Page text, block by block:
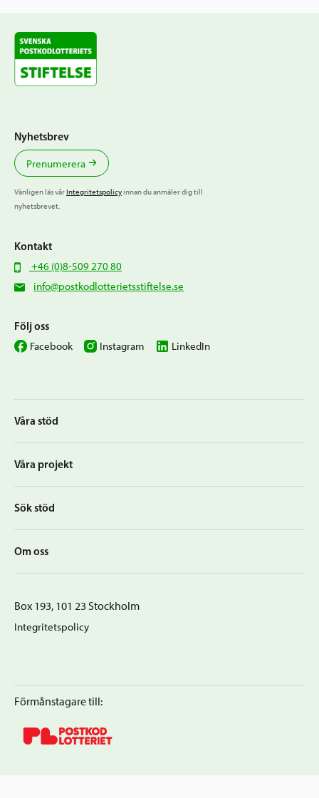
Våra stöd
Våra projekt
Sök stöd
Om oss
Nyhetsbrev
Prenumerera
Vänligen läs vårIntegritetspolicyinnan du anmäler dig till
nyhetsbrevet.
Kontakt
+46 (0)8-509 270 80
info@postkodlotterietsstiftelse.se
Följ oss
Facebook Instagram LinkedIn
Förmånstagare till:
Box 193, 101 23 Stockholm
Integritetspolicy